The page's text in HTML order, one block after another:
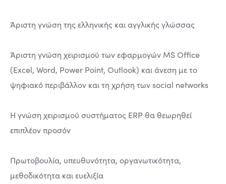
Άριστη γνώση της ελληνικής και αγγλικής γλώσσας
Άριστη γνώση χειρισμού των εφαρμογών MS Office
(Excel, Word, Power Point, Outlook) και άνεση με το
ψηφιακό περιβάλλον και τη χρήση των social networks
Η γνώση χειρισμού συστήματος ERP θα θεωρηθεί
επιπλέον προσόν
Πρωτοβουλία, υπευθυνότητα, οργανωτικότητα,
μεθοδικότητα και ευελιξία